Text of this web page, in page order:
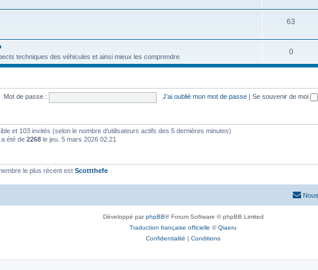
63
techniques des véhicules et ainsi mieux les comprendre.
0
Mot de passe : J’ai oublié mon mot de passe Se souvenir de moi
et 103 invités (selon le nombre d’utilisateurs actifs des 5 dernières minutes)
a été de 2268 le jeu. 5 mars 2026 02:21
le plus récent est Scottthefe
Développé parphpBB® Forum Software © phpBB Limited
Traduction française officielle ©Qiaeru
Confidentialité | Conditions